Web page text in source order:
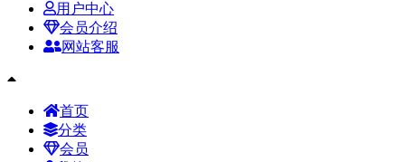
用户中心
会员介绍
网站客服
首页
分类
会员